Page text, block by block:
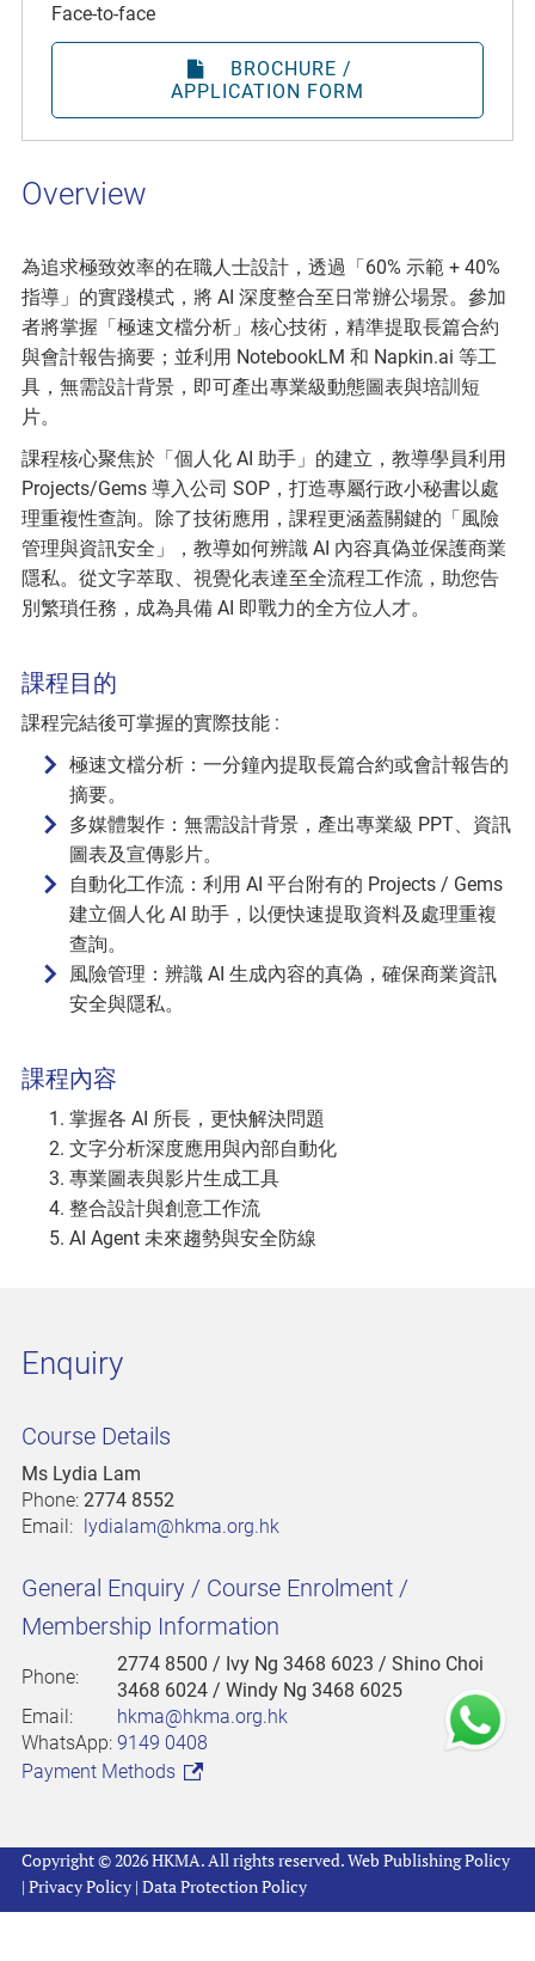
Overview
為追求極致效率的在職人士設計，透過「60% 示範 + 40%
指導」的實踐模式，將 AI 深度整合至日常辦公場景。參加
者將掌握「極速文檔分析」核心技術，精準提取長篇合約
與會計報告摘要；並利用 NotebookLM 和 Napkin.ai 等工
具，無需設計背景，即可產出專業級動態圖表與培訓短
片。
課程核心聚焦於「個人化 AI 助手」的建立，教導學員利用
Projects/Gems 導入公司 SOP，打造專屬行政小秘書以處
理重複性查詢。除了技術應用，課程更涵蓋關鍵的「風險
管理與資訊安全」，教導如何辨識 AI 內容真偽並保護商業
隱私。從文字萃取、視覺化表達至全流程工作流，助您告
別繁瑣任務，成為具備 AI 即戰力的全方位人才。
課程目的
課程完結後可掌握的實際技能 :
極速文檔分析：一分鐘內提取長篇合約或會計報告的
摘要。
多媒體製作：無需設計背景，產出專業級 PPT、資訊
圖表及宣傳影片。
自動化工作流：利用 AI 平台附有的 Projects / Gems
建立個人化 AI 助手，以便快速提取資料及處理重複
查詢。
風險管理：辨識 AI 生成內容的真偽，確保商業資訊
安全與隱私。
課程內容
掌握各 AI 所長，更快解決問題
文字分析深度應用與內部自動化
專業圖表與影片生成工具
整合設計與創意工作流
AI Agent 未來趨勢與安全防線
Face-to-face
BROCHURE /
APPLICATION FORM
Enquiry
Course Details
Ms Lydia Lam
Phone: 2774 8552
Email: lydialam@hkma.org.hk
General Enquiry / Course Enrolment /
Membership Information
Phone:
2774 8500 / Ivy Ng 3468 6023 / Shino Choi
3468 6024 / Windy Ng 3468 6025
Email:
hkma@hkma.org.hk
WhatsApp: 9149 0408
Payment Methods
Copyright © 2026 HKMA. All rights reserved.Web Publishing Policy
| Privacy Policy | Data Protection Policy